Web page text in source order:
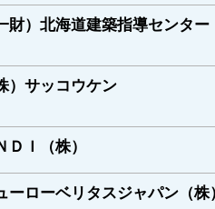
財）北海道建築指導センター
）サッコウケン
ＤＩ（株）
ーローベリタスジャパン（株）